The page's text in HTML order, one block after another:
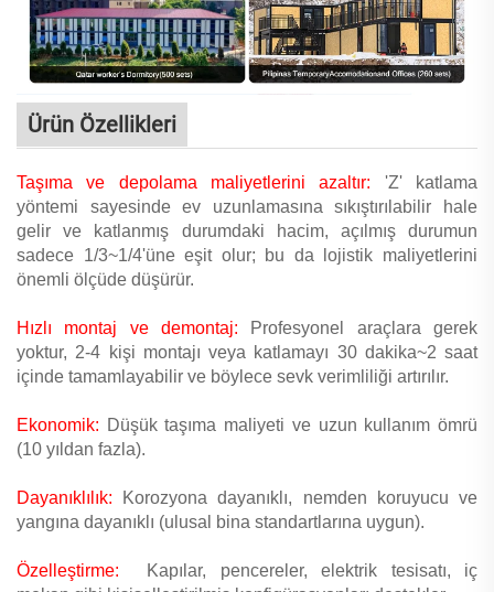
Ürün Özellikleri
Taşıma ve depolama maliyetlerini azaltır: 'Z' katlama
yöntemi sayesinde ev uzunlamasına sıkıştırılabilir hale
gelir ve katlanmış durumdaki hacim, açılmış durumun
sadece 1/3~1/4'üne eşit olur; bu da lojistik maliyetlerini
önemli ölçüde düşürür.
Hızlı montaj ve demontaj: Profesyonel araçlara gerek
yoktur, 2-4 kişi montajı veya katlamayı 30 dakika~2 saat
içinde tamamlayabilir ve böylece sevk verimliliği artırılır.
Ekonomik: Düşük taşıma maliyeti ve uzun kullanım ömrü
(10 yıldan fazla).
Dayanıklılık:
Korozyona dayanıklı, nemden koruyucu ve
yangına dayanıklı (ulusal bina standartlarına uygun).
Özelleştirme:
Kapılar, pencereler, elektrik tesisatı, iç